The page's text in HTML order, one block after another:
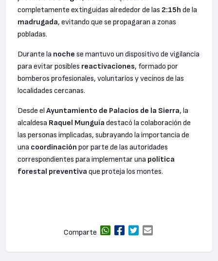
completamente extinguidas alrededor de las 2:15h de la
madrugada, evitando que se propagaran a zonas
pobladas.
Durante la noche se mantuvo un dispositivo de vigilancia
para evitar posibles reactivaciones, formado por
bomberos profesionales, voluntarios y vecinos de las
localidades cercanas.
Desde el Ayuntamiento de Palacios de la Sierra, la
alcaldesa Raquel Munguía destacó la colaboración de
las personas implicadas, subrayando la importancia de
una coordinación por parte de las autoridades
correspondientes para implementar una política
forestal preventiva que proteja los montes.
Comparte